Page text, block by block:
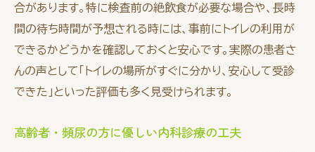
合があります。特に検査前の絶飲食が必要な場合や、長時
間の待ち時間が予想される時には、事前にトイレの利用が
できるかどうかを確認しておくと安心です。実際の患者さ
んの声として「トイレの場所がすぐに分かり、安心して受診
できた」といった評価も多く見受けられます。
高齢者・頻尿の方に優しい内科診療の工夫